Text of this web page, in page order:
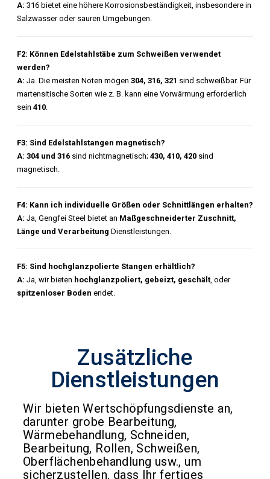
A: 316 bietet eine höhere Korrosionsbeständigkeit, insbesondere in
Salzwasser oder sauren Umgebungen.
F2: Können Edelstahlstäbe zum Schweißen verwendet
werden?
A: Ja. Die meisten Noten mögen 304, 316, 321 sind schweißbar. Für
martensitische Sorten wie z. B. kann eine Vorwärmung erforderlich
sein 410.
F3: Sind Edelstahlstangen magnetisch?
A: 304 und 316 sind nichtmagnetisch; 430, 410, 420 sind
magnetisch.
F4: Kann ich individuelle Größen oder Schnittlängen erhalten?
A: Ja, Gengfei Steel bietet an Maßgeschneiderter Zuschnitt,
Länge und Verarbeitung Dienstleistungen.
F5: Sind hochglanzpolierte Stangen erhältlich?
A: Ja, wir bieten hochglanzpoliert, gebeizt, geschält, oder
spitzenloser Boden endet.
Zusätzliche
Dienstleistungen
Wir bieten Wertschöpfungsdienste an,
darunter grobe Bearbeitung,
Wärmebehandlung, Schneiden,
Bearbeitung, Rollen, Schweißen,
Oberflächenbehandlung usw., um
sicherzustellen, dass Ihr fertiges